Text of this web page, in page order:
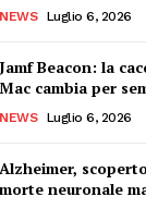
NEWS Luglio 6, 2026
Jamf Beacon: la
Mac cambia per
NEWS Luglio 6, 2026
Alzheimer,
morte neuronale